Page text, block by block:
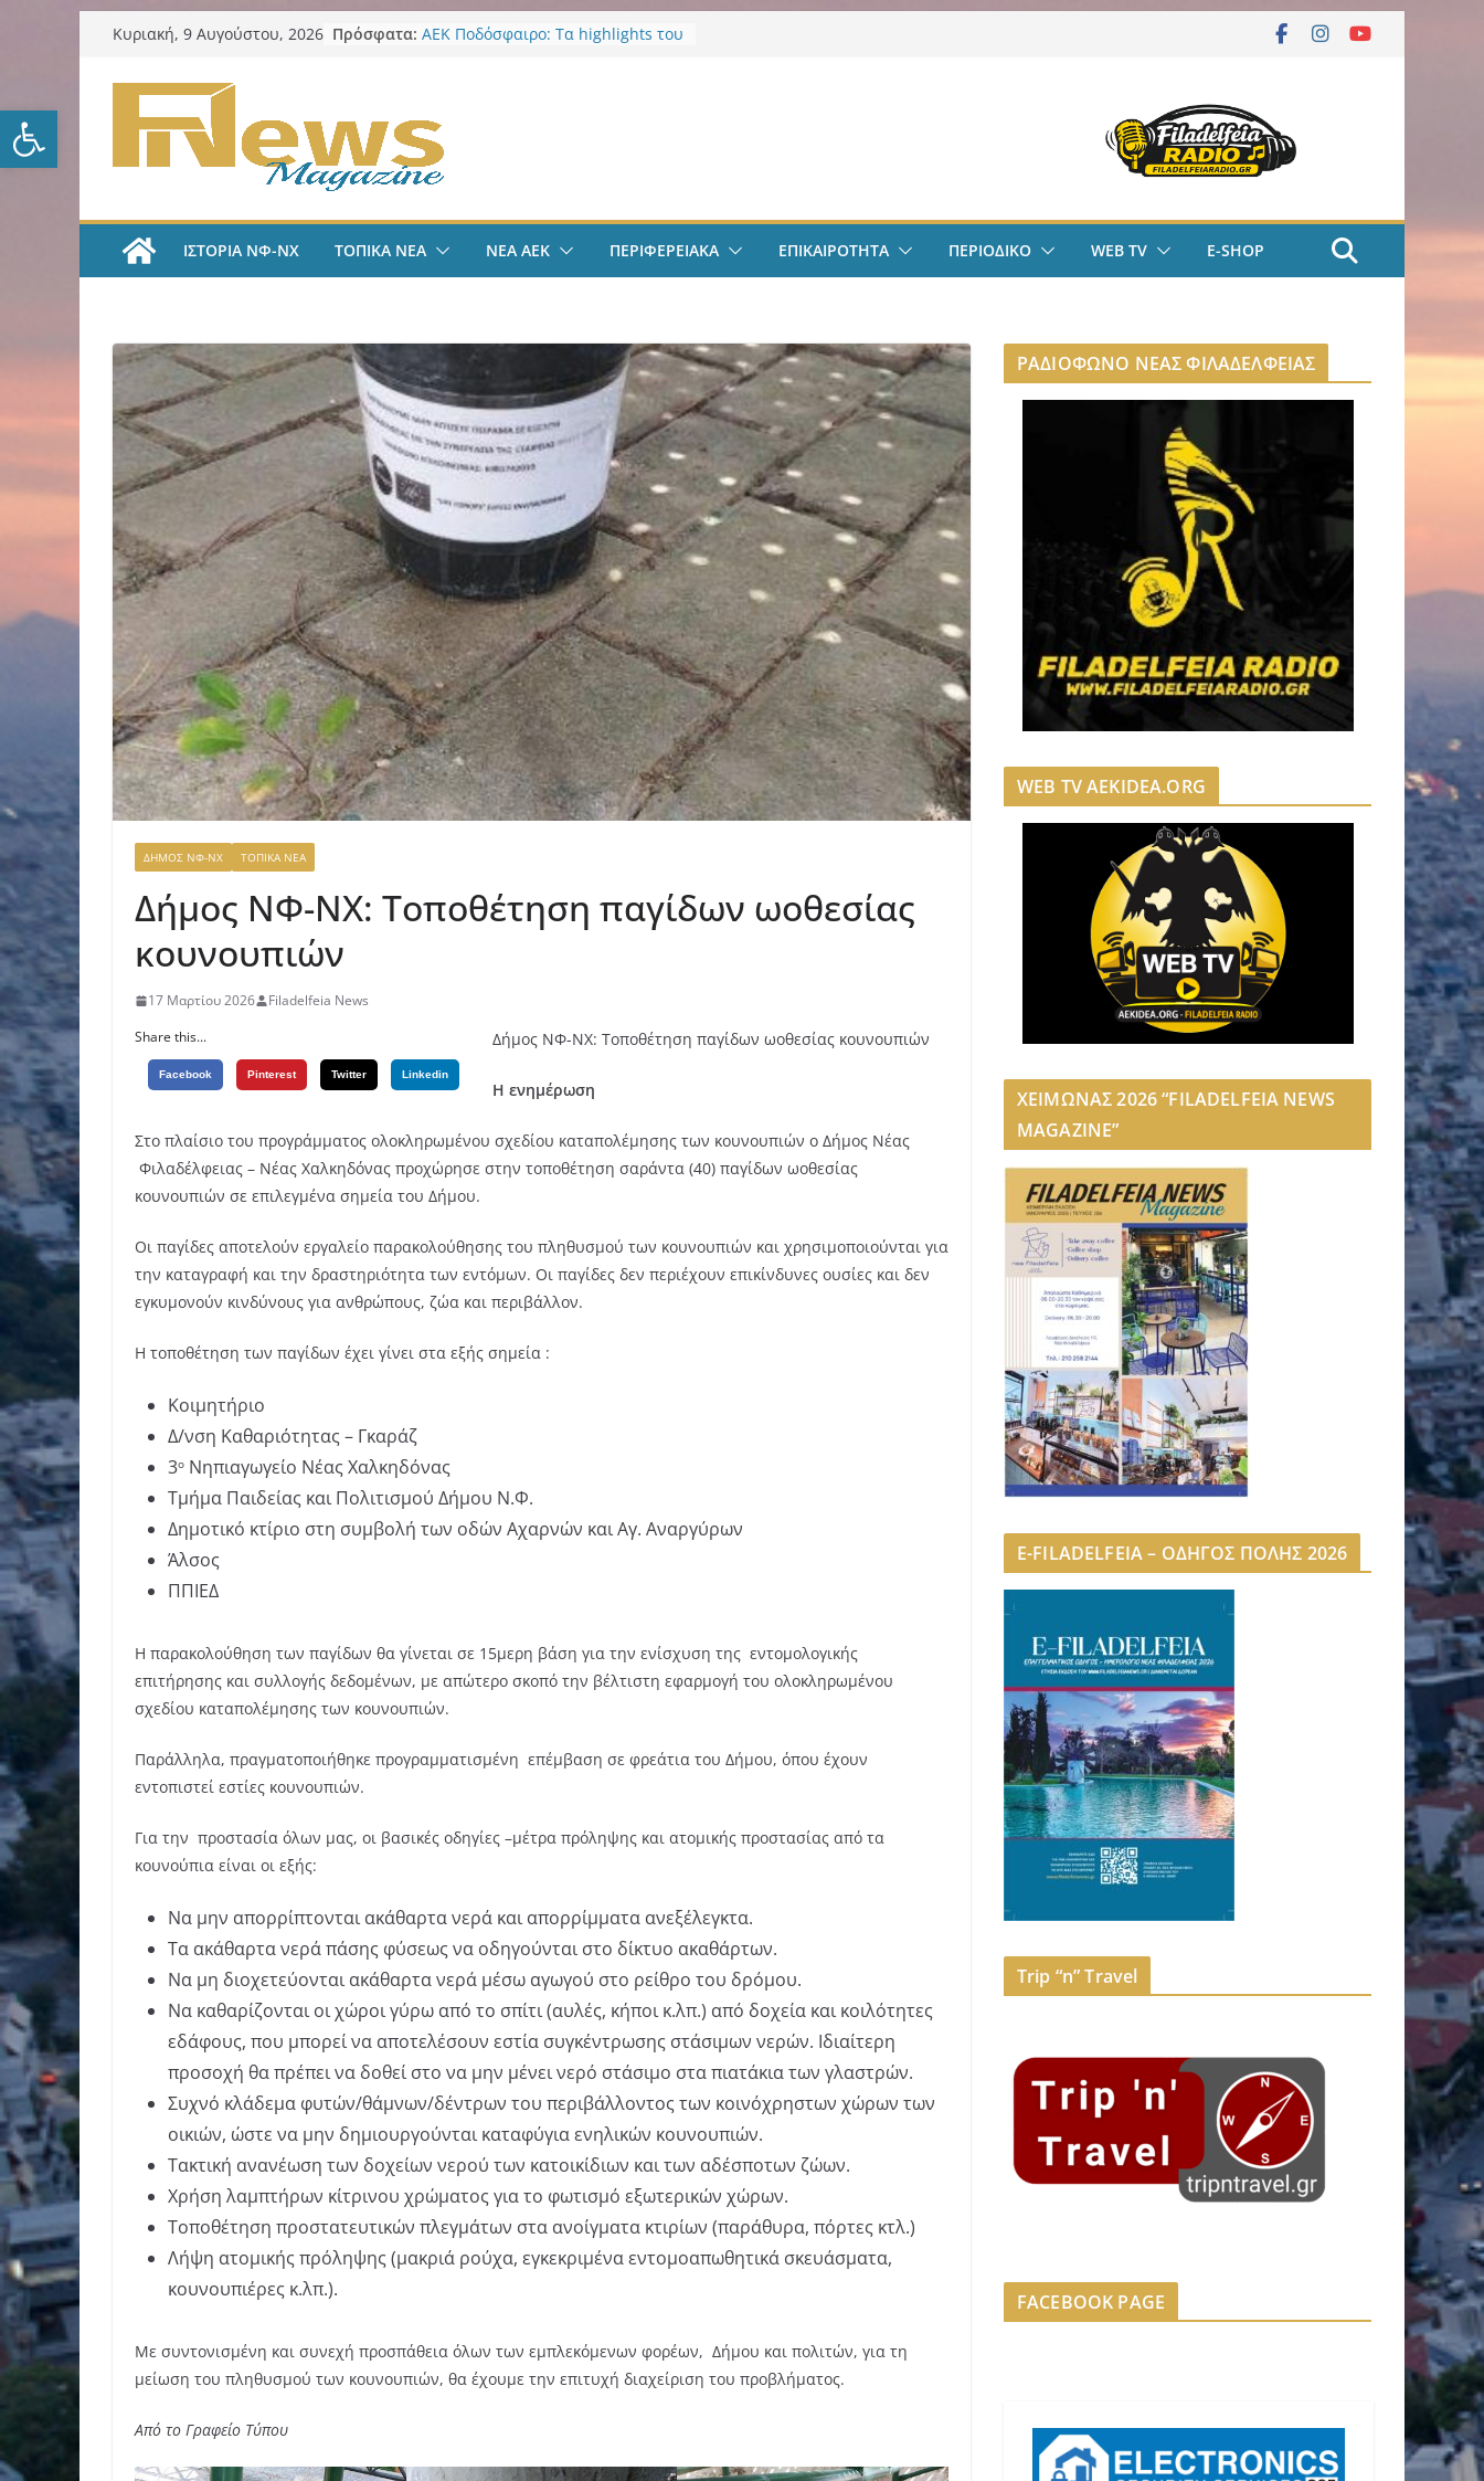
Ανοίξτε τη γραμμή εργαλείων
Μετάβαση
περιεχόμενο
Κυριακή, 9 Αυγούστου, 2026 Πρόσφατα: ΑΕΚ Ποδόσφαιρο: Τα highlights του
Καταγγελία για άγριο ξυλοδαρμό
Στεγαστικό επίδομα φοιτητών
2026: Ποιοι δικαιούνται έως 2.500
ευρώ
Ζωγράφου: Τρεις συλλήψεις και 67
δενδρύλλια κάνναβης
επικαιρότητα με μια ματιά
καθημερινά μέσα από το
filadelfeianews
ΙΣΤΟΡΙΑ ΝΦ-ΝΧ ΤΟΠΙΚΑ ΝΕΑ ΝΕΑ ΑΕΚ ΠΕΡΙΦΕΡΕΙΑΚΑ ΕΠΙΚΑΙΡΟΤΗΤΑ ΠΕΡΙΟΔΙΚΟ WEB TV E-SHOP
ΔΗΜΟΣ ΝΦ-ΝΧ ΤΟΠΙΚΑ ΝΕΑ
Δήμος ΝΦ-ΝΧ: Τοποθέτηση παγίδων ωοθεσίας
κουνουπιών
17 Μαρτίου 2026
Filadelfeia News
Share this...
Facebook Pinterest Twitter Linkedin
Δήμος ΝΦ-ΝΧ: Τοποθέτηση παγίδων ωοθεσίας κουνουπιών
Η ενημέρωση
Στο πλαίσιο του προγράμματος ολοκληρωμένου σχεδίου καταπολέμησης των κουνουπιών ο Δήμος Νέας
Φιλαδέλφειας – Νέας Χαλκηδόνας προχώρησε στην τοποθέτηση σαράντα (40) παγίδων ωοθεσίας
κουνουπιών σε επιλεγμένα σημεία του Δήμου.
Οι παγίδες αποτελούν εργαλείο παρακολούθησης του πληθυσμού των κουνουπιών και χρησιμοποιούνται για
την καταγραφή και την δραστηριότητα των εντόμων. Οι παγίδες δεν περιέχουν επικίνδυνες ουσίες και δεν
εγκυμονούν κινδύνους για ανθρώπους, ζώα και περιβάλλον.
Η τοποθέτηση των παγίδων έχει γίνει στα εξής σημεία :
Κοιμητήριο
Δ/νση Καθαριότητας – Γκαράζ
3ο Νηπιαγωγείο Νέας Χαλκηδόνας
Τμήμα Παιδείας και Πολιτισμού Δήμου Ν.Φ.
Δημοτικό κτίριο στη συμβολή των οδών Αχαρνών και Αγ. Αναργύρων
Άλσος
ΠΠΙΕΔ
Η παρακολούθηση των παγίδων θα γίνεται σε 15μερη βάση για την ενίσχυση της εντομολογικής
επιτήρησης και συλλογής δεδομένων, με απώτερο σκοπό την βέλτιστη εφαρμογή του ολοκληρωμένου
σχεδίου καταπολέμησης των κουνουπιών.
Παράλληλα, πραγματοποιήθηκε προγραμματισμένη επέμβαση σε φρεάτια του Δήμου, όπου έχουν
εντοπιστεί εστίες κουνουπιών.
Για την προστασία όλων μας, οι βασικές οδηγίες –μέτρα πρόληψης και ατομικής προστασίας από τα
κουνούπια είναι οι εξής:
Να μην απορρίπτονται ακάθαρτα νερά και απορρίμματα ανεξέλεγκτα.
Τα ακάθαρτα νερά πάσης φύσεως να οδηγούνται στο δίκτυο ακαθάρτων.
Να μη διοχετεύονται ακάθαρτα νερά μέσω αγωγού στο ρείθρο του δρόμου.
Να καθαρίζονται οι χώροι γύρω από το σπίτι (αυλές, κήποι κ.λπ.) από δοχεία και κοιλότητες
εδάφους, που μπορεί να αποτελέσουν εστία συγκέντρωσης στάσιμων νερών. Ιδιαίτερη
προσοχή θα πρέπει να δοθεί στο να μην μένει νερό στάσιμο στα πιατάκια των γλαστρών.
Συχνό κλάδεμα φυτών/θάμνων/δέντρων του περιβάλλοντος των κοινόχρηστων χώρων των
οικιών, ώστε να μην δημιουργούνται καταφύγια ενηλικών κουνουπιών.
Τακτική ανανέωση των δοχείων νερού των κατοικίδιων και των αδέσποτων ζώων.
Χρήση λαμπτήρων κίτρινου χρώματος για το φωτισμό εξωτερικών χώρων.
Τοποθέτηση προστατευτικών πλεγμάτων στα ανοίγματα κτιρίων (παράθυρα, πόρτες κτλ.)
Λήψη ατομικής πρόληψης (μακριά ρούχα, εγκεκριμένα εντομοαπωθητικά σκευάσματα,
κουνουπιέρες κ.λπ.).
Με συντονισμένη και συνεχή προσπάθεια όλων των εμπλεκόμενων φορέων, Δήμου και πολιτών, για τη
μείωση του πληθυσμού των κουνουπιών, θα έχουμε την επιτυχή διαχείριση του προβλήματος.
Από το Γραφείο Τύπου
ΡΑΔΙΟΦΩΝΟ ΝΕΑΣ ΦΙΛΑΔΕΛΦΕΙΑΣ
WEB TV AEKIDEA.ORG
ΧΕΙΜΩΝΑΣ 2026 “FILADELFEIA NEWS
MAGAZINE”
E-FILADELFEIA – ΟΔΗΓΟΣ ΠΟΛΗΣ 2026
Trip “n” Travel
FACEBOOK PAGE